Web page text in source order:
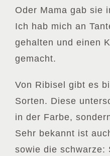
Oder Mama gab sie
Ich hab mich an
gehalten und einen
gemacht.
Von Ribisel gibt es
Sorten. Diese
in der Farbe,
Sehr bekannt ist
sowie die schwarze: